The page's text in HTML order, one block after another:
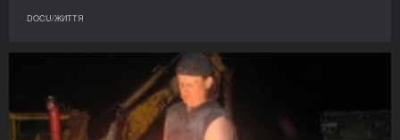
DOCU/ЖИТТЯ